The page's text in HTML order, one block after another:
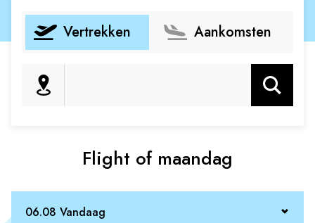
Vertrekken Aankomsten
Zoeken
Flight of maandag
06.08 Vandaag